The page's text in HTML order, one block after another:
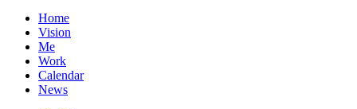
Home
Vision
Me
Work
Calendar
News